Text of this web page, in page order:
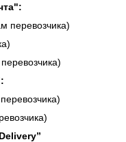
перевозчика)